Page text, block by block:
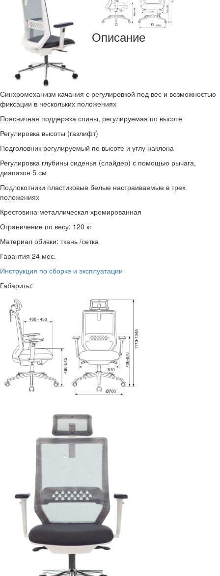
Описание
Синхромеханизм качания с регулировкой под вес и возможностью
фиксации в нескольких положениях
Поясничная поддержка спины, регулируемая по высоте
Регулировка высоты (газлифт)
Подголовник регулируемый по высоте и углу наклона
Регулировка глубины сиденья (слайдер) с помощью рычага,
диапазон 5 см
Подлокотники пластиковые белые настраиваемые в трех
положениях
Крестовина металлическая хромированная
Ограничение по весу: 120 кг
Материал обивки: ткань /сетка
Гарантия 24 мес.
Инструкция по сборке и эксплуатации
Габариты: